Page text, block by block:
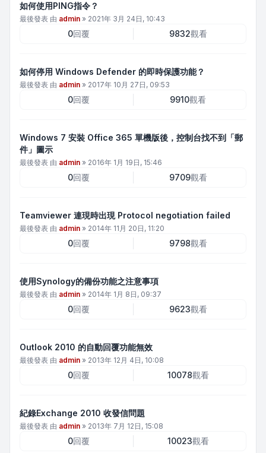
如何使用PING指令？
最後發表 由 admin » 2021年 3月 24日, 10:43
0回覆 9832觀看
如何停用 Windows Defender 的即時保護功能？
最後發表 由 admin » 2017年 10月 27日, 09:53
0回覆 9910觀看
Windows 7 安裝 Office 365 單機版後，控制台找不到「郵
件」圖示
最後發表 由 admin » 2016年 1月 19日, 15:46
0回覆 9709觀看
Teamviewer 連現時出現 Protocol negotiation failed
最後發表 由 admin » 2014年 11月 20日, 11:20
0回覆 9798觀看
使用Synology的備份功能之注意事項
最後發表 由 admin » 2014年 1月 8日, 09:37
0回覆 9623觀看
Outlook 2010 的自動回覆功能無效
最後發表 由 admin » 2013年 12月 4日, 10:08
0回覆 10078觀看
紀錄Exchange 2010 收發信問題
最後發表 由 admin » 2013年 7月 12日, 15:08
0回覆 10023觀看